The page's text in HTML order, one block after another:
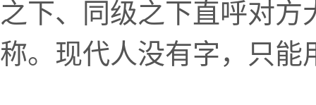
之下、同级之下直呼对
称。现代人没有字，只能